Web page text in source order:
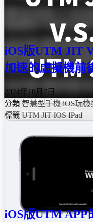
iOS版UTM JIT
加速的虛擬機前
2024年10月7日
分類 智慧型手機iOS玩機
標籤 UTMJITIOSIPad
iOS版UTM APP